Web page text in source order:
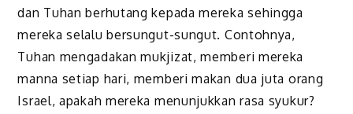
dan Tuhan berhutang kepada mereka sehingga
mereka selalu bersungut-sungut. Contohnya,
Tuhan mengadakan mukjizat, memberi mereka
manna setiap hari, memberi makan dua juta orang
Israel, apakah mereka menunjukkan rasa syukur?